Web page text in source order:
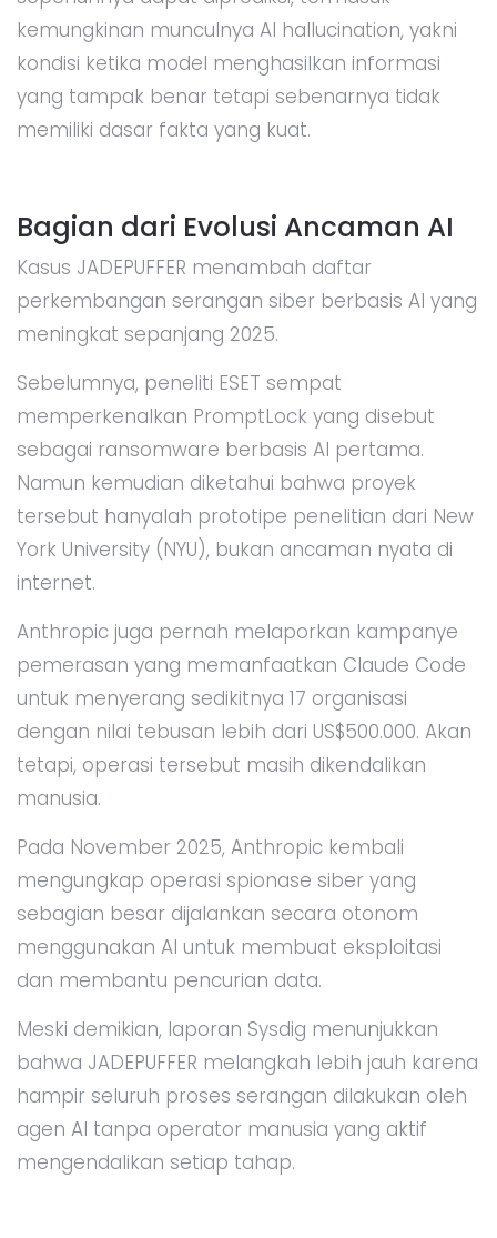
kemungkinan munculnya AI hallucination, yakni
kondisi ketika model menghasilkan informasi
yang tampak benar tetapi sebenarnya tidak
memiliki dasar fakta yang kuat.
Bagian dari Evolusi Ancaman AI
Kasus JADEPUFFER menambah daftar
perkembangan serangan siber berbasis AI yang
meningkat sepanjang 2025.
Sebelumnya, peneliti ESET sempat
memperkenalkan PromptLock yang disebut
sebagai ransomware berbasis AI pertama.
Namun kemudian diketahui bahwa proyek
tersebut hanyalah prototipe penelitian dari New
York University (NYU), bukan ancaman nyata di
internet.
Anthropic juga pernah melaporkan kampanye
pemerasan yang memanfaatkan Claude Code
untuk menyerang sedikitnya 17 organisasi
dengan nilai tebusan lebih dari US$500.000. Akan
tetapi, operasi tersebut masih dikendalikan
manusia.
Pada November 2025, Anthropic kembali
mengungkap operasi spionase siber yang
sebagian besar dijalankan secara otonom
menggunakan AI untuk membuat eksploitasi
dan membantu pencurian data.
Meski demikian, laporan Sysdig menunjukkan
bahwa JADEPUFFER melangkah lebih jauh karena
hampir seluruh proses serangan dilakukan oleh
agen AI tanpa operator manusia yang aktif
mengendalikan setiap tahap.